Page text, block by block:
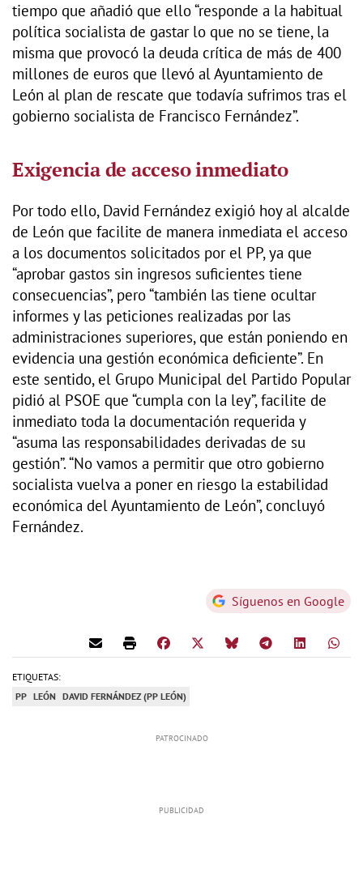
tiempo que añadió que ello “responde a la habitual
política socialista de gastar lo que no se tiene, la
misma que provocó la deuda crítica de más de 400
millones de euros que llevó al Ayuntamiento de
León al plan de rescate que todavía sufrimos tras el
gobierno socialista de Francisco Fernández”.
Exigencia de acceso inmediato
Por todo ello, David Fernández exigió hoy al alcalde
de León que facilite de manera inmediata el acceso
a los documentos solicitados por el PP, ya que
“aprobar gastos sin ingresos suficientes tiene
consecuencias”, pero “también las tiene ocultar
informes y las peticiones realizadas por las
administraciones superiores, que están poniendo en
evidencia una gestión económica deficiente”. En
este sentido, el Grupo Municipal del Partido Popular
pidió al PSOE que “cumpla con la ley”, facilite de
inmediato toda la documentación requerida y
“asuma las responsabilidades derivadas de su
gestión”. “No vamos a permitir que otro gobierno
socialista vuelva a poner en riesgo la estabilidad
económica del Ayuntamiento de León”, concluyó
Fernández.
Síguenos en Google
ETIQUETAS:
PP LEÓN DAVID FERNÁNDEZ (PP LEÓN)